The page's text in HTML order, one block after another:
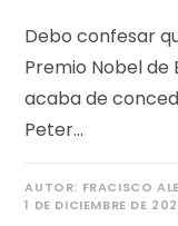
Debo confesar
Premio Nobel de
acaba de
Peter…
AUTOR: FRACISCO
1 DE DICIEMBRE DE